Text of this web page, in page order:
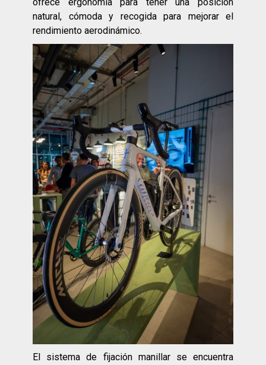
natural, cómoda y recogida para mejorar el
rendimiento aerodinámico.
El sistema de fijación manillar se encuentra